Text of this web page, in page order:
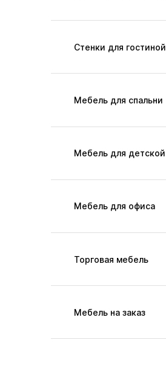
Стенки для гостиной
Мебель для спальни
Мебель для детской
Мебель для офиса
Торговая мебель
Мебель на заказ